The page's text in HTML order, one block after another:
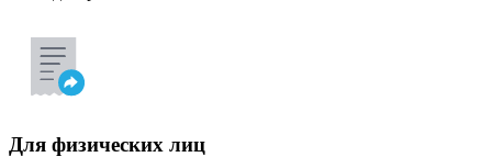
Для физических лиц